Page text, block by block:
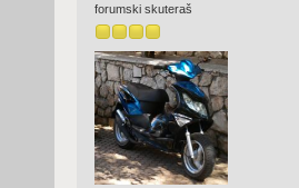
forumski skuteraš